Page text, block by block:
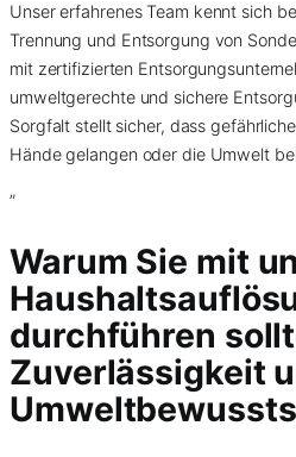
Unser erfahrenes Team kennt sich
Trennung und Entsorgung von
mit zertifizierten
umweltgerechte und sichere
Sorgfalt stellt sicher, dass
Hände gelangen oder die Umwelt
”
Warum Sie mit
durchführen
Zuverlässigkeit